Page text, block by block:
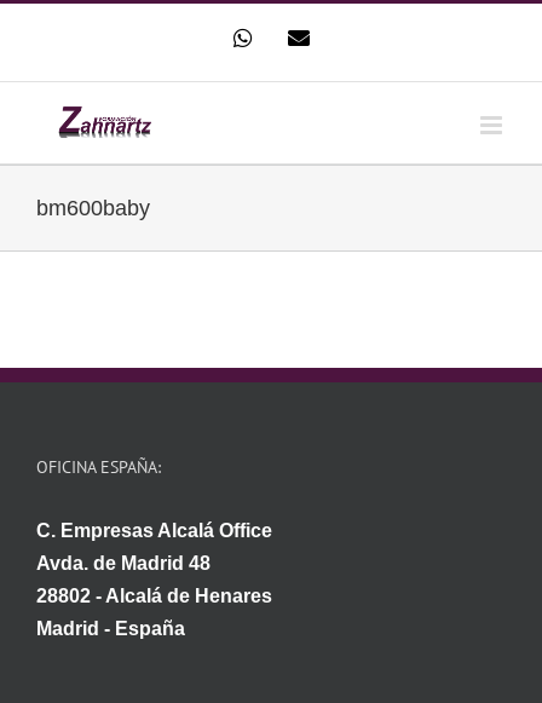
contenido
WhatsAppCorreo
bm600baby
OFICINA ESPAÑA:
C. Empresas Alcalá Office
Avda. de Madrid 48
28802 - Alcalá de Henares
Madrid - España